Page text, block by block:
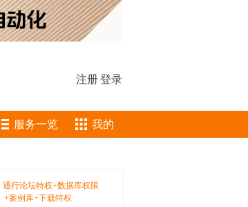
注册登录
服务一览 我的
通行论坛特权+数据库权限
+案例库+下载特权